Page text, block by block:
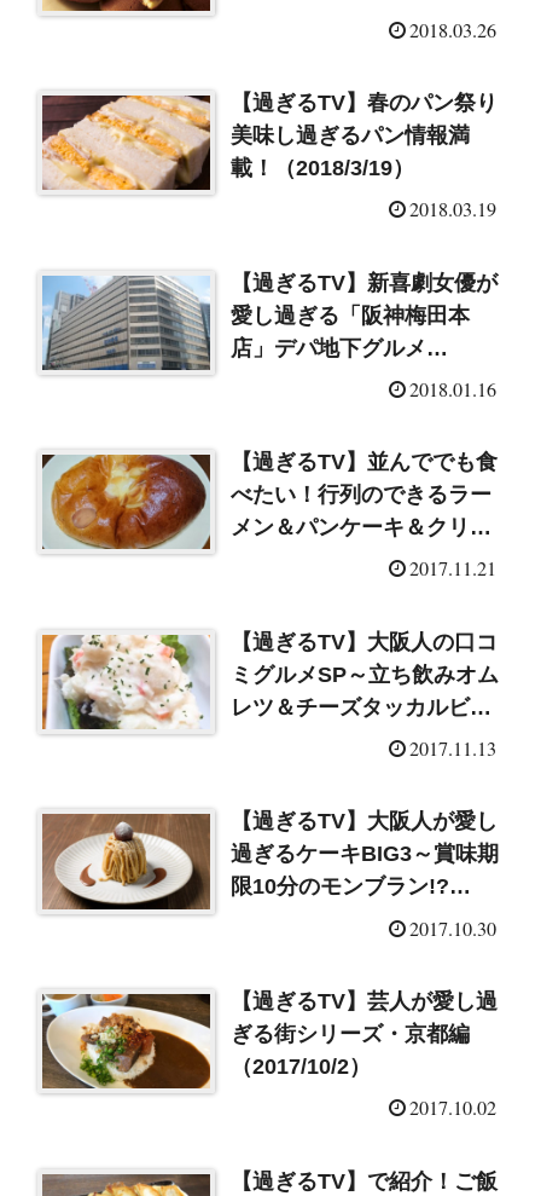
2018.03.26
【過ぎるTV】春のパン祭り
美味し過ぎるパン情報満
載！（2018/3/19）
2018.03.19
【過ぎるTV】新喜劇女優が
愛し過ぎる「阪神梅田本
店」デパ地下グルメ
2018.01.16
【過ぎるTV】並んででも食
べたい！行列のできるラー
メン＆パンケーキ＆クリー
ムパン（2017/11/20）2017.11.21
【過ぎるTV】大阪人の口コ
ミグルメSP～立ち飲みオム
レツ＆チーズタッカルビ＆
個性的なポテトサラダ2017.11.13
【過ぎるTV】大阪人が愛し
過ぎるケーキBIG3～賞味期
限10分のモンブラン!?
2017.10.30
【過ぎるTV】芸人が愛し過
ぎる街シリーズ・京都編
（2017/10/2）
2017.10.02
【過ぎるTV】で紹介！ご飯